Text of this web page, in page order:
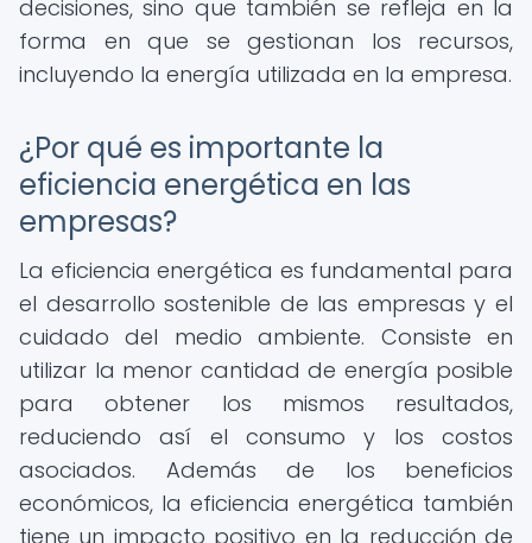
decisiones, sino que también se refleja en la
forma en que se gestionan los recursos,
incluyendo la energía utilizada en la empresa.
¿Por qué es importante la
eficiencia energética en las
empresas?
La eficiencia energética es fundamental para
el desarrollo sostenible de las empresas y el
cuidado del medio ambiente. Consiste en
utilizar la menor cantidad de energía posible
para obtener los mismos resultados,
reduciendo así el consumo y los costos
asociados. Además de los beneficios
económicos, la eficiencia energética también
tiene un impacto positivo en la reducción de